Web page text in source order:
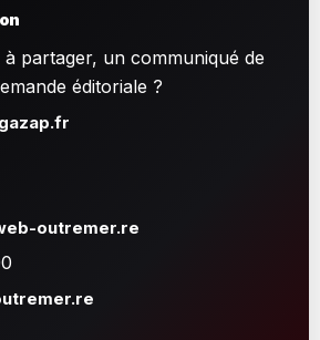
partager, un communiqué de
éditoriale ?
outremer.re